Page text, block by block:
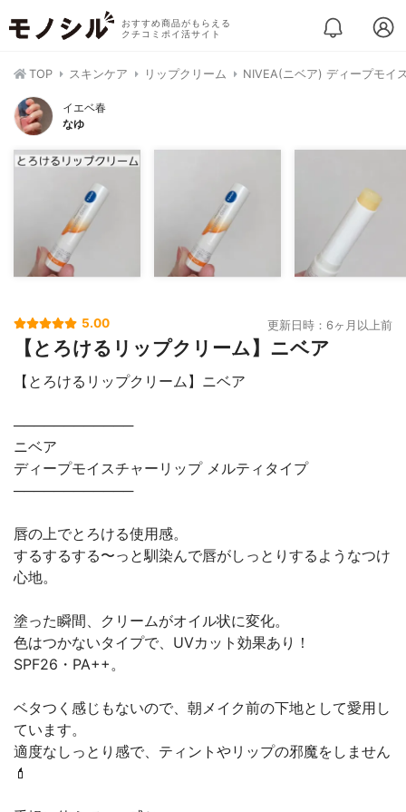
おすすめ商品がもらえる
クチコミポイ活サイト
TOP スキンケア リップクリーム NIVEA(ニベア) ディープモイ
イエベ春
なゆ
5.00 更新日時：6ヶ月以上前
【とろけるリップクリーム】ニベア
【とろけるリップクリーム】ニベア
────────────
ニベア
ディープモイスチャーリップ メルティタイプ
────────────
唇の上でとろける使用感。
するするする〜っと馴染んで唇がしっとりするようなつけ
心地。
塗った瞬間、クリームがオイル状に変化。
色はつかないタイプで、UVカット効果あり！
SPF26・PA++。
ベタつく感じもないので、朝メイク前の下地として愛用し
ています。
適度なしっとり感で、ティントやリップの邪魔をしません
💄